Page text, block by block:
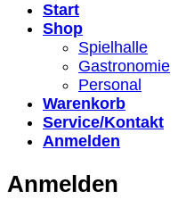
Start
Shop
Spielhalle
Gastronomie
Personal
Warenkorb
Service/Kontakt
Anmelden
Anmelden